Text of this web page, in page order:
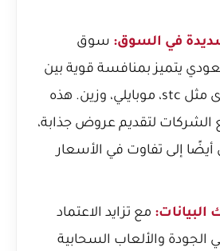
في السوق: سوق
يتميز بمنافسة قوية بين
الشركات الكبرى مثل stc، موبايلي، وزين. هذه
الشركات لتقديم عروض جذابة،
أيضًا إلى تفاوت في الأسعار
البيانات: مع تزايد الاعتماد
الجودة والألعاب السحابية